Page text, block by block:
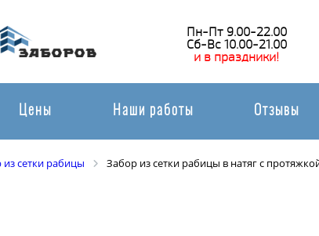
Пн-Пт 9.00-22.00
Сб-Вс 10.00-21.00
и в праздники!
Цены Наши работы Отзывы
из сетки рабицы Забор из сетки рабицы в натяг с